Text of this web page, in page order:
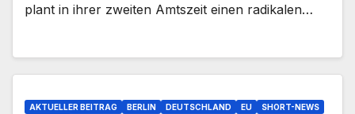
plant in ihrer zweiten Amtszeit einen radikalen…
AKTUELLER BEITRAG BERLIN DEUTSCHLAND EU
SHORT-NEWS